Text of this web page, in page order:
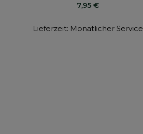
7,95€
Lieferzeit: Monatlicher Service